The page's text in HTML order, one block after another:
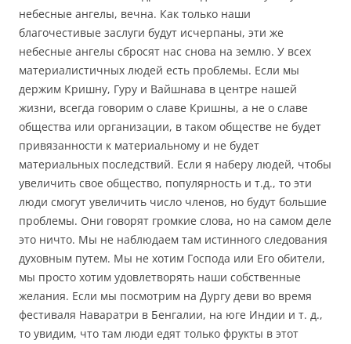
небесные ангелы, вечна. Как только наши
благочестивые заслуги будут исчерпаны, эти же
небесные ангелы сбросят нас снова на землю. У всех
материалистичных людей есть проблемы. Если мы
держим Кришну, Гуру и Вайшнава в центре нашей
жизни, всегда говорим о славе Кришны, а не о славе
общества или организации, в таком обществе не будет
привязанности к материальному и не будет
материальных последствий. Если я наберу людей, чтобы
увеличить свое общество, популярность и т.д., то эти
люди смогут увеличить число членов, но будут большие
проблемы. Они говорят громкие слова, но на самом деле
это ничто. Мы не наблюдаем там истинного следования
духовным путем. Мы не хотим Господа или Его обители,
мы просто хотим удовлетворять наши собственные
желания. Если мы посмотрим на Дургу деви во время
фестиваля Наваратри в Бенгалии, на юге Индии и т. д.,
то увидим, что там люди едят только фрукты в этот